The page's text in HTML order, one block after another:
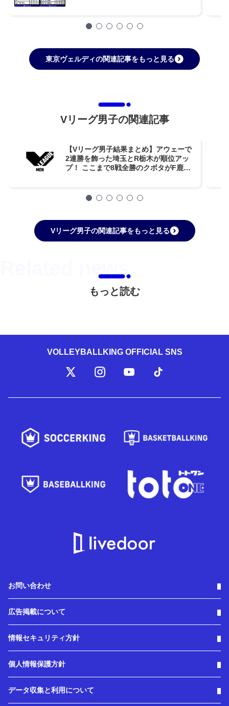
東京ヴェルディの関連記事をもっと見る
Vリーグ男子の関連記事
【Vリーグ男子結果まとめ】アウェーで
2連勝を飾った埼玉とR栃木が順位アッ
プ！ ここまで8戦全勝のクボタがF鹿児
Vリーグ男子の関連記事をもっと見る
もっと読む
VOLLEYBALLKING OFFICIAL SNS
お問い合わせ
広告掲載について
情報セキュリティ方針
個人情報保護方針
データ収集と利用について